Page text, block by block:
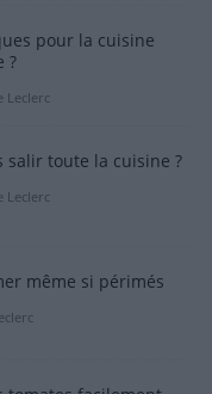
pour la cuisine
?
Leclerc
salir toute la cuisine ?
Leclerc
même si périmés